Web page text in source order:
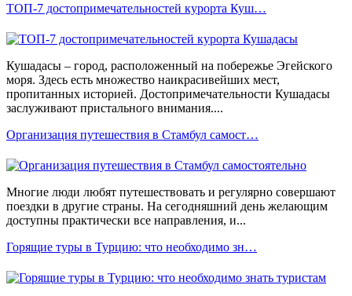
ТОП-7 достопримечательностей курорта Куш…
Кушадасы – город, расположенный на побережье Эгейского
моря. Здесь есть множество наикрасивейших мест,
пропитанных историей. Достопримечательности Кушадасы
заслуживают пристального внимания....
Организация путешествия в Стамбул самост…
Многие люди любят путешествовать и регулярно совершают
поездки в другие страны. На сегодняшний день желающим
доступны практически все направления, и...
Горящие туры в Турцию: что необходимо зн…